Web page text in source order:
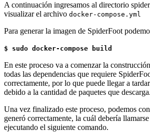
A continuación ingresamos al directorio
visualizar el archivo docker-compose.yml
Para generar la imagen de SpiderFoot
$ sudo docker-compose build
En este proceso va a comenzar la
todas las dependencias que requiere
correctamente, por lo que puede llegar a
debido a la cantidad de paquetes que descarga.
Una vez finalizado este proceso, podemos
generó correctamente, la cuál debería
ejecutando el siguiente comando.